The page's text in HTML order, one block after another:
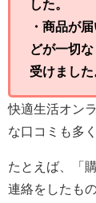
した。
・商品が
どが一切
受けました
快適生活オン
な口コミも多
たとえば、「
連絡をしたも